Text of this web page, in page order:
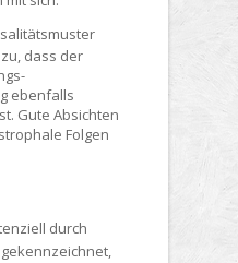
dass der
ebenfalls
Gute Absichten
Folgen
durch